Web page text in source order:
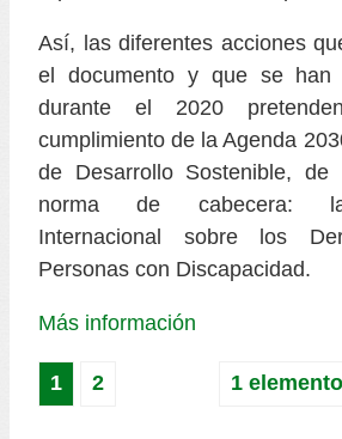
Así, las diferentes acciones
el documento y que se han
durante el 2020
cumplimiento de la Agenda
de Desarrollo Sostenible,
norma de cabecera: la
Internacional sobre los
Personas con Discapacidad.
Más información
1 2 1